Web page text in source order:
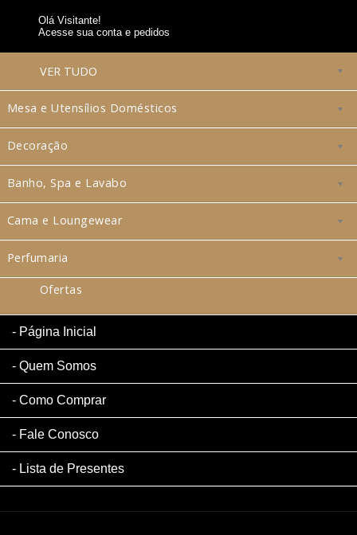
Olá Visitante!
Acesse sua conta e pedidos
VER TUDO
Mesa e Utensílios Domésticos
Decoração
Banho, Spa e Lavabo
Cama e Loungewear
Perfumaria
Ofertas
Página Inicial
Quem Somos
Como Comprar
Fale Conosco
Lista de Presentes